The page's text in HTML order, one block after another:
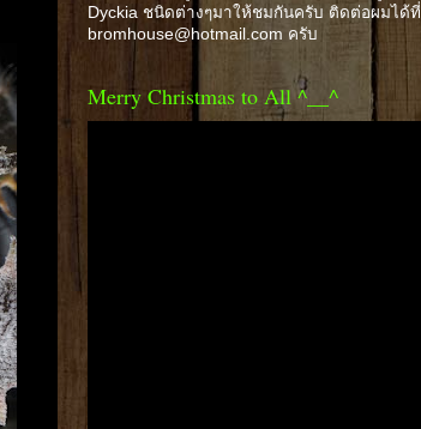
Dyckia ชนิดต่างๆมาให้ชมกันครับ ติดต่อผมได้ที่
bromhouse@hotmail.com ครับ
Merry Christmas to All ^__^